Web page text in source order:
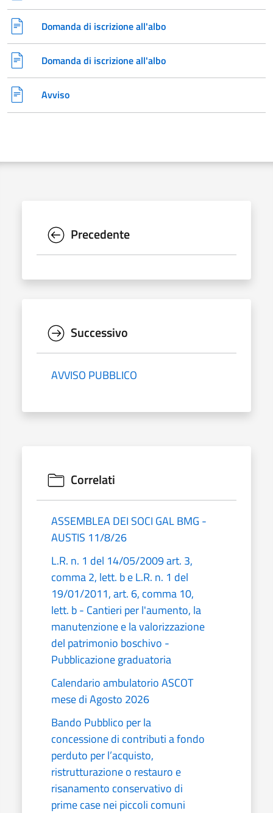
Domanda di iscrizione all'albo
Domanda di iscrizione all'albo
Avviso
Precedente
Successivo
AVVISO PUBBLICO
Correlati
ASSEMBLEA DEI SOCI GAL BMG -
AUSTIS 11/8/26
L.R. n. 1 del 14/05/2009 art. 3,
comma 2, lett. b e L.R. n. 1 del
19/01/2011, art. 6, comma 10,
lett. b - Cantieri per l'aumento, la
manutenzione e la valorizzazione
del patrimonio boschivo -
Pubblicazione graduatoria
Calendario ambulatorio ASCOT
mese di Agosto 2026
Bando Pubblico per la
concessione di contributi a fondo
perduto per l’acquisto,
ristrutturazione o restauro e
risanamento conservativo di
prime case nei piccoli comuni